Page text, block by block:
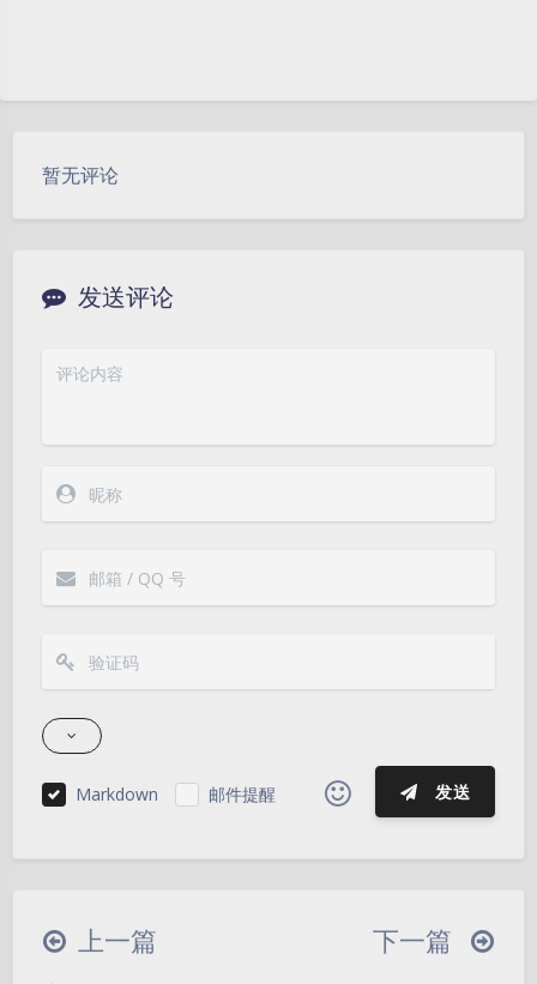
夜间模式
暂无评论
发送评论
Markdown 邮件提醒 发送
|´・ω・)ノ ヾ(≧∇≦*)ゝ
(☆ω☆)
∠( ᐛ 」∠)＿
上一篇 下一篇